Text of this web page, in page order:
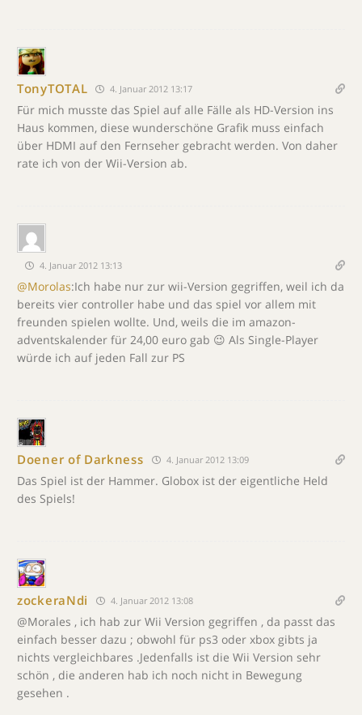
TonyTOTAL 4. Januar 2012 13:17
Für mich musste das Spiel auf alle Fälle als HD-Version ins
Haus kommen, diese wunderschöne Grafik muss einfach
über HDMI auf den Fernseher gebracht werden. Von daher
rate ich von der Wii-Version ab.
4. Januar 2012 13:13
@Morolas:Ich habe nur zur wii-Version gegriffen, weil ich da
bereits vier controller habe und das spiel vor allem mit
freunden spielen wollte. Und, weils die im amazon-
adventskalender für 24,00 euro gab 😉 Als Single-Player
würde ich auf jeden Fall zur PS
Doener of Darkness 4. Januar 2012 13:09
Das Spiel ist der Hammer. Globox ist der eigentliche Held
des Spiels!
zockeraNdi 4. Januar 2012 13:08
@Morales , ich hab zur Wii Version gegriffen , da passt das
einfach besser dazu ; obwohl für ps3 oder xbox gibts ja
nichts vergleichbares .Jedenfalls ist die Wii Version sehr
schön , die anderen hab ich noch nicht in Bewegung
gesehen .